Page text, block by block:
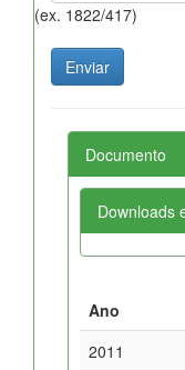
(ex. 1822/417)
Documento
Downloads
Ano
2011